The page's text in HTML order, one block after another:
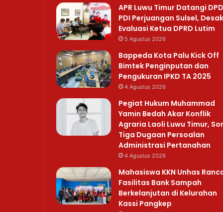
APR Luwu Timur Datangi DPD
PDI Perjuangan Sulsel, Desak
Evaluasi Ketua DPRD Lutim
5 Agustus 2026
Bappeda Kota Palu Kick Off
Bimtek Penginputan dan
Pengukuran IPKD TA 2025
4 Agustus 2026
Pegiat Hukum Muhammad
Yamin Bedah Akar Konflik
Agraria Laoli Luwu Timur,
Tiga Dugaan Persoalan
Administrasi Pertanahan
4 Agustus 2026
Mahasiswa KKN Unhas
Fasilitas Bank Sampah
Berkelanjutan di Kelurahan
Kassi Pangkep